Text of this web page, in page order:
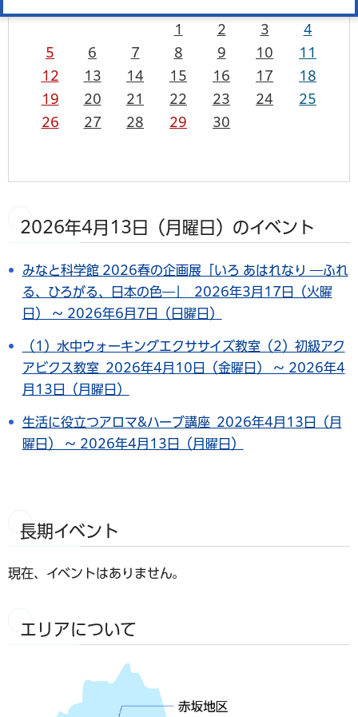
1
2 3
4
5
6 7 8 9 10
11
12
13 14 15 16 17
18
19
20 21 22 23 24
25
26
27 28 29 30
2026年4月13日（月曜日）のイベント
みなと科学館 2026春の企画展「いろ あはれなり ―ふれ
る、ひろがる、日本の色―」 2026年3月17日（火曜
日） ～ 2026年6月7日（日曜日）
（1）水中ウォーキングエクササイズ教室（2）初級アク
アビクス教室 2026年4月10日（金曜日） ～ 2026年4
月13日（月曜日）
生活に役立つアロマ&ハーブ講座 2026年4月13日（月
曜日） ～ 2026年4月13日（月曜日）
長期イベント
現在、イベントはありません。
エリアについて